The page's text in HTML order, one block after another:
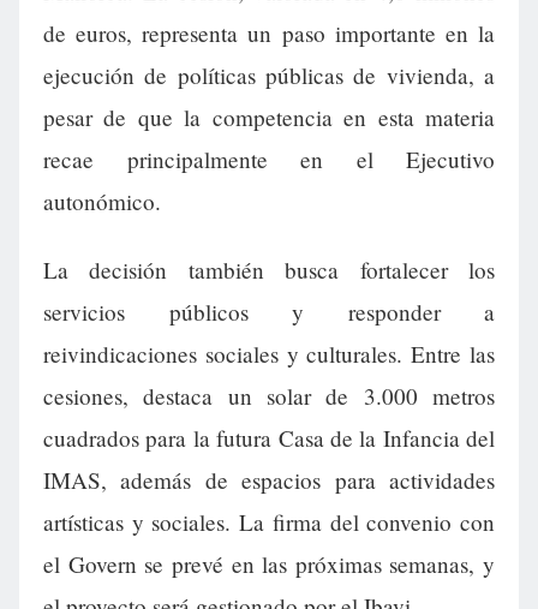
de euros, representa un paso importante en la
ejecución de políticas públicas de vivienda, a
pesar de que la competencia en esta materia
recae principalmente en el Ejecutivo
autonómico.
La decisión también busca fortalecer los
servicios públicos y responder a
reivindicaciones sociales y culturales. Entre las
cesiones, destaca un solar de 3.000 metros
cuadrados para la futura Casa de la Infancia del
IMAS, además de espacios para actividades
artísticas y sociales. La firma del convenio con
el Govern se prevé en las próximas semanas, y